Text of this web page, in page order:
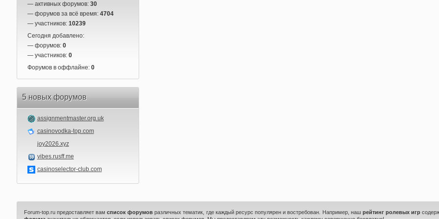
— активных форумов: 30
— форумов за всё время: 4704
— участников: 10239
Сегодня добавлено:
— форумов: 0
— участников: 0
Форумов в оффлайне: 0
5 новых форумов
assignmentmaster.org.uk
casinovodka-top.com
joy2026.xyz
vibes.rusff.me
casinoselector-club.com
Forum-top.ru предоставляет вамсписок форумов различных тематик, где каждый ресурс популярен и востребован. Например, наш рейтинг ролевых игр